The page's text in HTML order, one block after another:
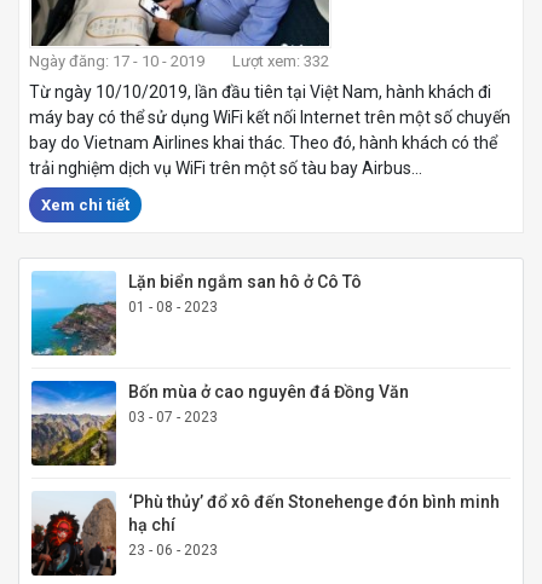
Ngày đăng: 17 - 10 - 2019 Lượt xem: 332
Từ ngày 10/10/2019, lần đầu tiên tại Việt Nam, hành khách đi
máy bay có thể sử dụng WiFi kết nối Internet trên một số chuyến
bay do Vietnam Airlines khai thác. Theo đó, hành khách có thể
trải nghiệm dịch vụ WiFi trên một số tàu bay Airbus...
Xem chi tiết
Lặn biển ngắm san hô ở Cô Tô
01 - 08 - 2023
Bốn mùa ở cao nguyên đá Đồng Văn
03 - 07 - 2023
‘Phù thủy’ đổ xô đến Stonehenge đón bình minh
hạ chí
23 - 06 - 2023